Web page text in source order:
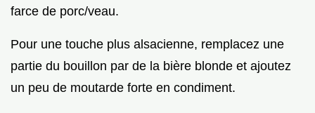
farce de porc/veau.
Pour une touche plus alsacienne, remplacez une
partie du bouillon par de la bière blonde et ajoutez
un peu de moutarde forte en condiment.